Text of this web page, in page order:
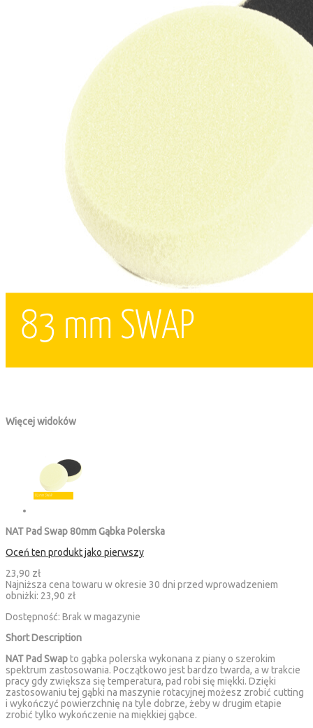
Więcej widoków
NAT Pad Swap 80mm Gąbka Polerska
Oceń ten produkt jako pierwszy
23,90 zł
Najniższa cena towaru w okresie 30 dni przed wprowadzeniem
obniżki: 23,90 zł
Dostępność: Brak w magazynie
Short Description
NAT Pad Swapto gąbka polerska wykonana z piany o szerokim
spektrum zastosowania. Początkowo jest bardzo twarda, a w trakcie
pracy gdy zwiększa się temperatura, pad robi się miękki. Dzięki
zastosowaniu tej gąbki na maszynie rotacyjnej możesz zrobić cutting
i wykończyć powierzchnię na tyle dobrze, żeby w drugim etapie
zrobić tylko wykończenie na miękkiej gąbce.